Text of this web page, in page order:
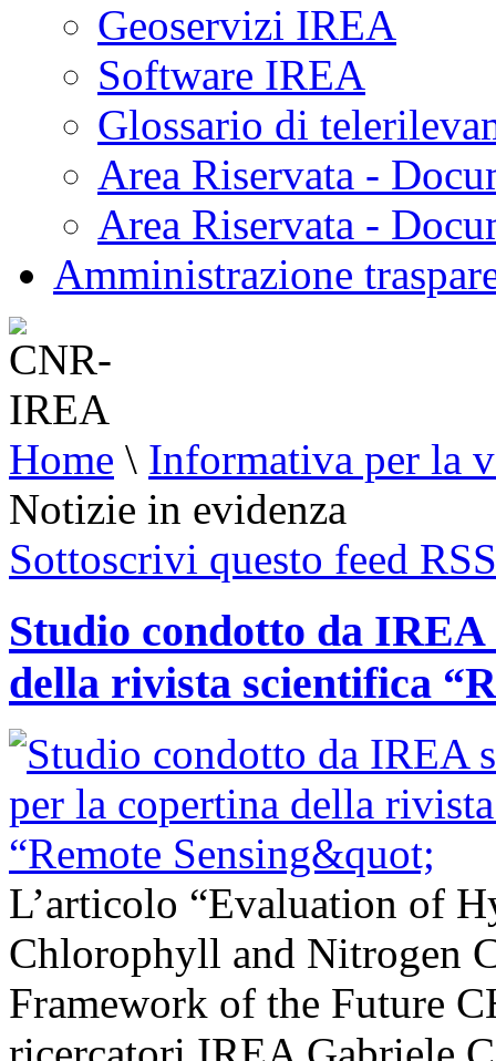
Geoservizi IREA
Software IREA
Glossario di
Area Riservata -
Area Riservata -
Amministrazione
Home \ Informativa per la
Notizie in evidenza
Sottoscrivi questo feed RSS
Studio condotto da
della rivista scientifica
L’articolo “Evaluation of
Chlorophyll and Nitrogen
Framework of the Future